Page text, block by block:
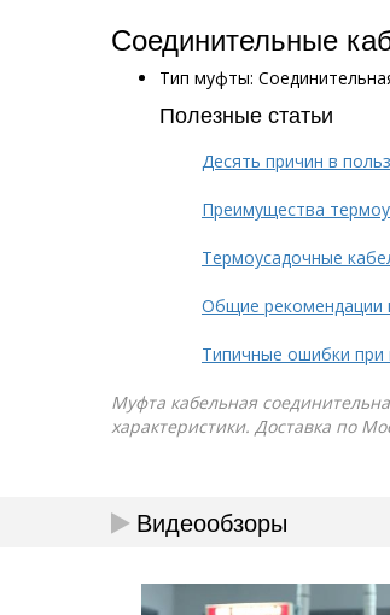
Соединительные
Тип муфты:
Полезные статьи
Десять причин в
Преимущества
Термоусадочные
Общие рекомендации
Типичные ошибки
Муфта кабельная
характеристики. Доставка по
Видеообзоры